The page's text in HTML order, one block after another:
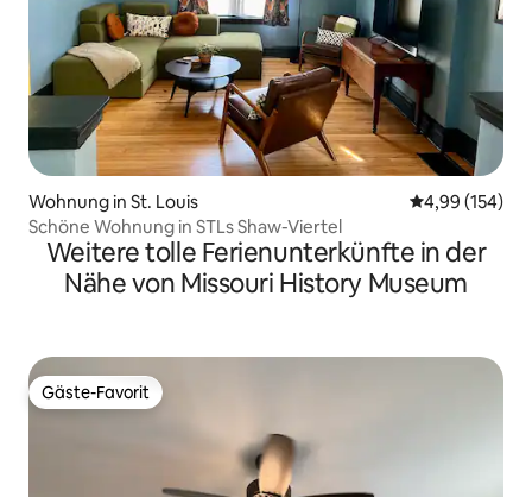
Wohnung in St. Louis
4,99 (154)
Schöne Wohnung in STLs Shaw-Viertel
Weitere tolle Ferienunterkünfte in der
Nähe von Missouri History Museum
Gäste-Favorit
Gäste-Favorit